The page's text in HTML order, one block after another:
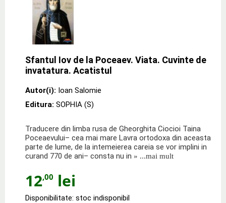
Sfantul Iov de la Poceaev. Viata. Cuvinte de
invatatura. Acatistul
Autor(i): Ioan Salomie
Editura: SOPHIA (S)
Traducere din limba rusa de Gheorghita Ciocioi Taina
Poceaevului– cea mai mare Lavra ortodoxa din aceasta
parte de lume, de la intemeierea careia se vor implini in
curand 770 de ani– consta nu in » ...mai mult
12,00 lei
Disponibilitate: stoc indisponibil